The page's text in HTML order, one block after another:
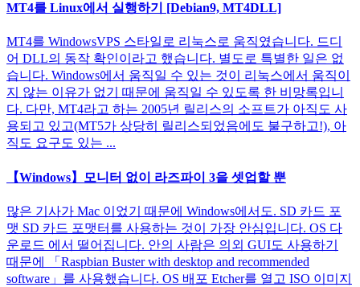
MT4를 Linux에서 실행하기 [Debian9, MT4DLL]
MT4를 WindowsVPS 스타일로 리눅스로 움직였습니다. 드디
어 DLL의 동작 확인이라고 했습니다. 별도로 특별한 일은 없
습니다. Windows에서 움직일 수 있는 것이 리눅스에서 움직이
지 않는 이유가 없기 때문에 움직일 수 있도록 한 비망록입니
다. 다만, MT4라고 하는 2005년 릴리스의 소프트가 아직도 사
용되고 있고(MT5가 상당히 릴리스되었음에도 불구하고!), 아
직도 요구도 있는 ...
【Windows】모니터 없이 라즈파이 3을 셋업할 뿐
많은 기사가 Mac 이었기 때문에 Windows에서도. SD 카드 포
맷 SD 카드 포맷터를 사용하는 것이 가장 안심입니다. OS 다
운로드 에서 떨어집니다. 안의 사람은 의외 GUI도 사용하기
때문에 「Raspbian Buster with desktop and recommended
software」를 사용했습니다. OS 배포 Etcher를 열고 ISO 이미지